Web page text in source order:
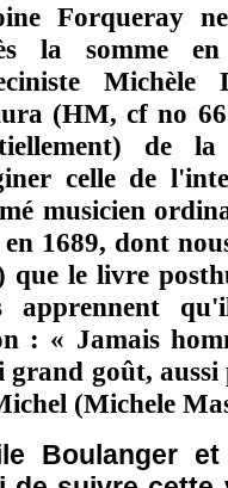
Forqueray
la somme
(HM, cf no
de
celle de
musicien
1689, dont
que le livre
apprennent
: « Jamais
grand goût, aussi
(Michele
Boulanger